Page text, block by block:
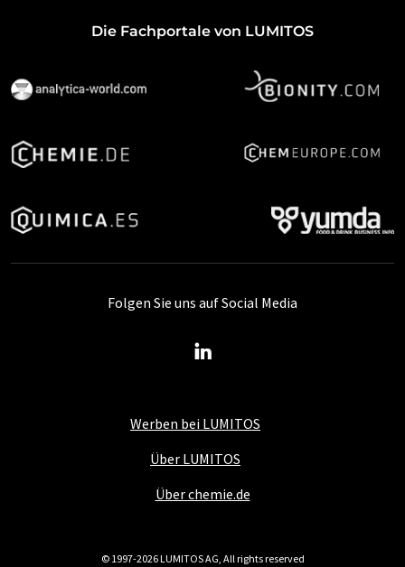
Die Fachportale von LUMITOS
Werben bei LUMITOS
Über LUMITOS
Über chemie.de
Folgen Sie uns auf Social Media
© 1997-2026 LUMITOS AG, All rights reserved